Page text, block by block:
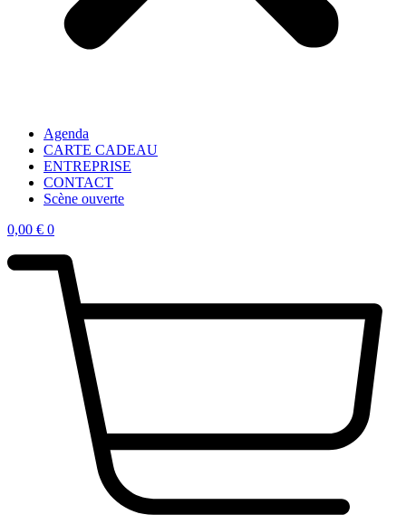
Agenda
CARTE CADEAU
ENTREPRISE
CONTACT
Scène ouverte
0,00 € 0